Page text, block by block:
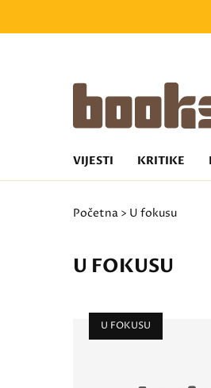
VIJESTI KRITIKE
Početna > U fokusu
U FOKUSU
U FOKUSU